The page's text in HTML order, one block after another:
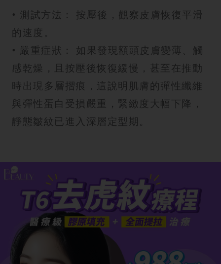
• 測試方法： 按壓後，觀察皮膚恢復平滑
的速度。
• 嚴重症狀： 如果發現額頭皮膚變薄、觸
感乾燥，且按壓後恢復緩慢，甚至在推動
時出現多層摺痕，這說明肌膚的彈性纖維
與彈性蛋白受損嚴重，緊緻度大幅下降，
靜態皺紋已進入深層定型期。